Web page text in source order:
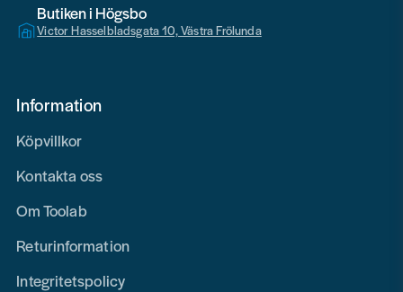
Butiken i Högsbo
Victor Hasselbladsgata 10, Västra Frölunda
Information
Köpvillkor
Kontakta oss
Om Toolab
Returinformation
Integritetspolicy